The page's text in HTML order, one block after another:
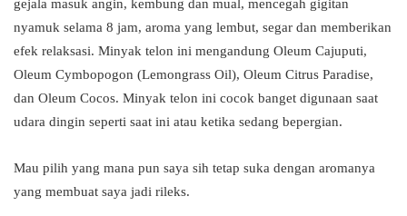
gejala masuk angin, kembung dan mual, mencegah gigitan
nyamuk selama 8 jam, aroma yang lembut, segar dan memberikan
efek relaksasi. Minyak telon ini mengandung Oleum Cajuputi,
Oleum Cymbopogon (Lemongrass Oil), Oleum Citrus Paradise,
dan Oleum Cocos. Minyak telon ini cocok banget digunaan saat
udara dingin seperti saat ini atau ketika sedang bepergian.
Mau pilih yang mana pun saya sih tetap suka dengan aromanya
yang membuat saya jadi rileks.